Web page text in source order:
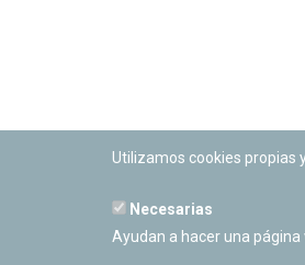
PLANETARIO DE PAMPLONA
Calle Sancho RamÃ­rez, s/n
Utilizamos cookies propias
Necesarias
Ayudan a hacer una